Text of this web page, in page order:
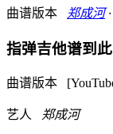
曲谱版本 郑成河
指弹吉他谱到
曲谱版本
艺人 郑成河